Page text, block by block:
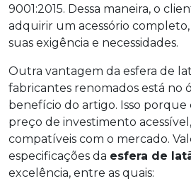
9001:2015. Dessa maneira, o
adquirir um acessório
suas exigência e necessidades.
Outra vantagem da esfera de
fabricantes renomados está no
benefício do artigo. Isso
preço de investimento
compatíveis com o mercado.
especificações da esfera de
excelência, entre as quais: